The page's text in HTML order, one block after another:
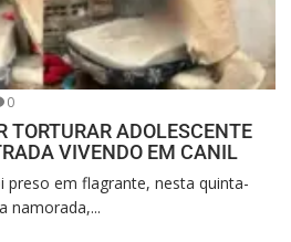
0
TORTURAR ADOLESCENTE
VIVENDO EM CANIL
em flagrante, nesta quinta-
namorada,...